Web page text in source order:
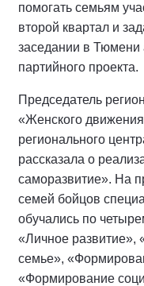
помогать семьям
второй квартал и
заседании в Тюмени
партийного проекта.
Председатель
«Женского
регионального
рассказала о
саморазвитие». На
семей бойцов
обучались по
«Личное развитие»,
семье»,
«Формирование